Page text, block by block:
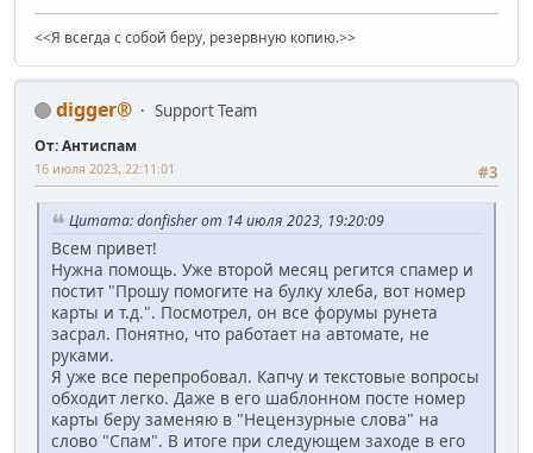
<<Я всегда с собой беру, резервную копию.>>
digger® Support Team
От: Антиспам
#3
16 июля 2023, 22:11:01
Цитата: donfisher от 14 июля 2023, 19:20:09
Всем привет!
Нужна помощь. Уже второй месяц регится спамер и
постит "Прошу помогите на булку хлеба, вот номер
карты и т.д.". Посмотрел, он все форумы рунета
засрал. Понятно, что работает на автомате, не
руками.
Я уже все перепробовал. Капчу и текстовые вопросы
обходит легко. Даже в его шаблонном посте номер
карты беру заменяю в "Нецензурные слова" на
слово "Спам". В итоге при следующем заходе в его